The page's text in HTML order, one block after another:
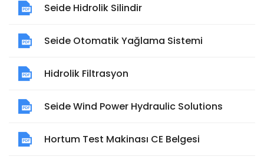
Seide Hidrolik Silindir
Seide Otomatik Yağlama Sistemi
Hidrolik Filtrasyon
Seide Wind Power Hydraulic Solutions
Hortum Test Makinası CE Belgesi